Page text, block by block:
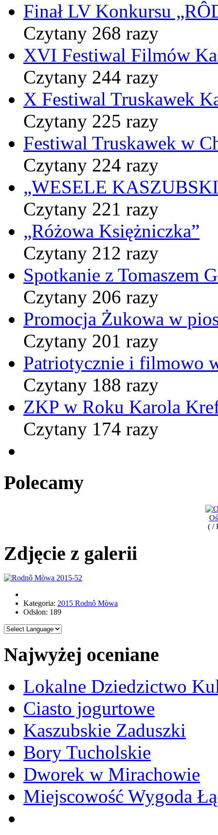
Finał LV Konkursu
Czytany 268 razy
XVI Festiwal Filmów
Czytany 244 razy
X Festiwal Truskawek
Czytany 225 razy
Festiwal Truskawek w
Czytany 224 razy
„WESELE
Czytany 221 razy
„Różowa Księżniczka”
Czytany 212 razy
Spotkanie z Tomaszem
Czytany 206 razy
Promocja Żukowa w
Czytany 201 razy
Patriotycznie i filmowo
Czytany 188 razy
ZKP w Roku Karola
Czytany 174 razy
Polecamy
( /
Zdjęcie z galerii
Kategoria: 2015 Rodnô Mòwa
Odsłon: 189
Najwyżej oceniane
Lokalne Dziedzictwo
Ciasto jogurtowe
Kaszubskie Zaduszki
Bory Tucholskie
Dworek w Mirachowie
Miejscowość Wygoda